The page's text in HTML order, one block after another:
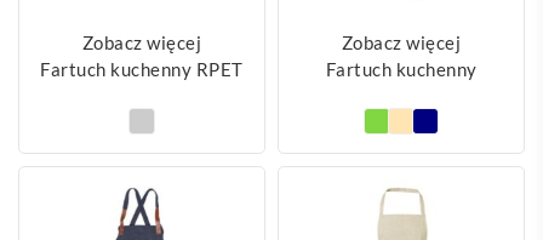
Zobacz więcej
Fartuch kuchenny RPET
Zobacz więcej
Fartuch kuchenny